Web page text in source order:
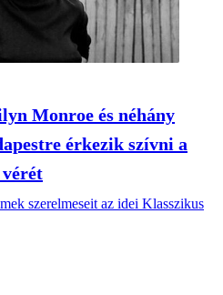
Monroe és néhány
érkezik szívni a
szerelmeseit az idei Klasszikus